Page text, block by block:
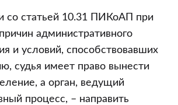
со статьей 10.31 ПИКоАП при
административного
и условий, способствовавших
судья имеет право вынести
а орган, ведущий
процесс, – направить